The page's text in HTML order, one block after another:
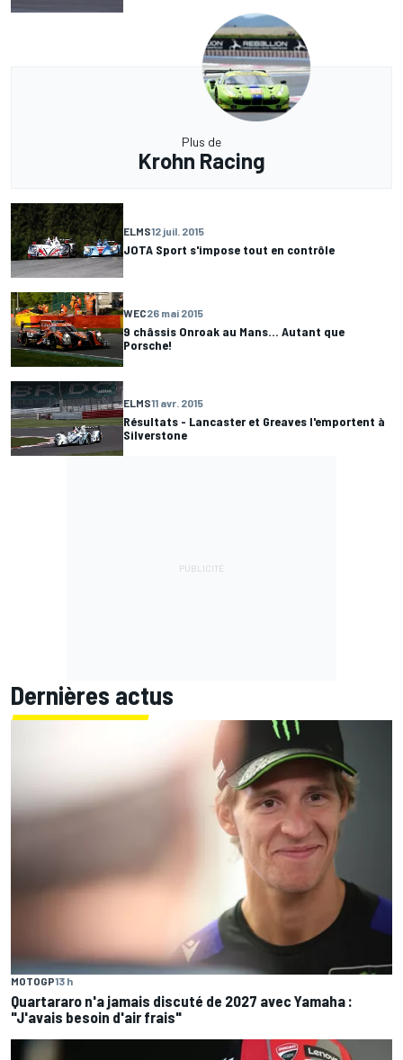
Plus de
Krohn Racing
ELMS12 juil. 2015
JOTA Sport s'impose tout en contrôle
WEC26 mai 2015
9 châssis Onroak au Mans... Autant que
Porsche!
ELMS11 avr. 2015
Résultats - Lancaster et Greaves l'emportent à
Silverstone
Dernières actus
MOTOGP13 h
Quartararo n'a jamais discuté de 2027 avec Yamaha :
"J'avais besoin d'air frais"